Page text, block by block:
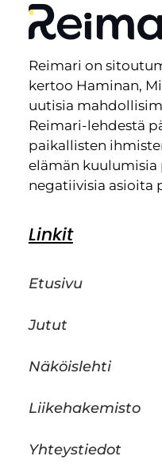
Reimari on
kertoo Haminan,
uutisia
Reimari-lehdestä
paikallisten
elämän kuulumisia
negatiivisia asioita
Linkit
Etusivu
Jutut
Näköislehti
Liikehakemisto
Yhteystiedot